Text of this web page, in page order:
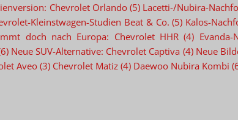
Chevrolet Orlando (5) Lacetti-/Nubira-
Kleinstwagen-Studien Beat & Co. (5) Kalos-
doch nach Europa: Chevrolet HHR (4) Evanda-
Neue SUV-Alternative: Chevrolet Captiva (4) Neue
Aveo (3) Chevrolet Matiz (4) Daewoo Nubira Kombi